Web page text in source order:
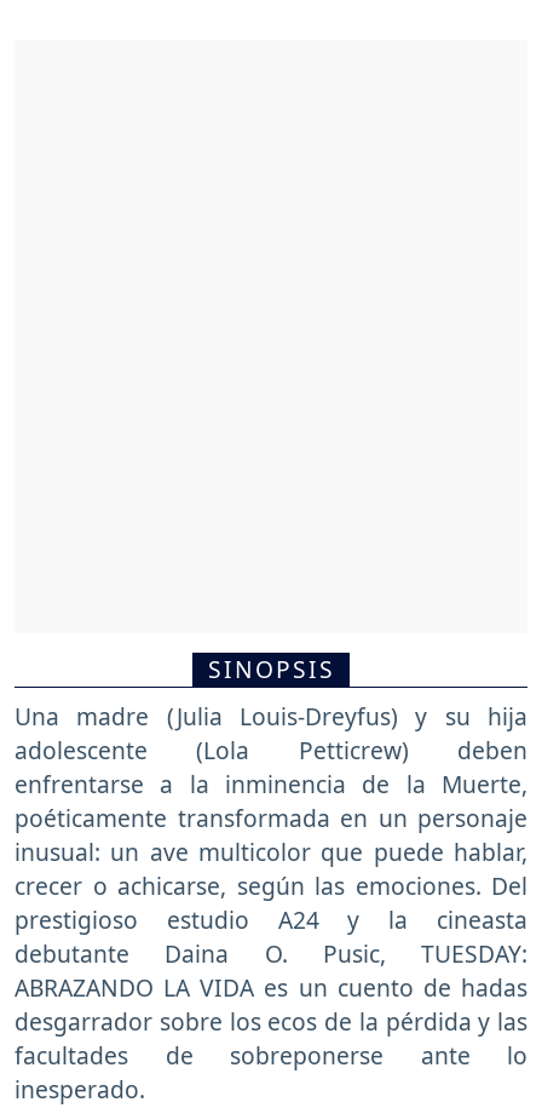
SINOPSIS
Una madre (Julia Louis-Dreyfus) y su hija
adolescente (Lola Petticrew) deben
enfrentarse a la inminencia de la Muerte,
poéticamente transformada en un personaje
inusual: un ave multicolor que puede hablar,
crecer o achicarse, según las emociones. Del
prestigioso estudio A24 y la cineasta
debutante Daina O. Pusic, TUESDAY:
ABRAZANDO LA VIDA es un cuento de hadas
desgarrador sobre los ecos de la pérdida y las
facultades de sobreponerse ante lo
inesperado.